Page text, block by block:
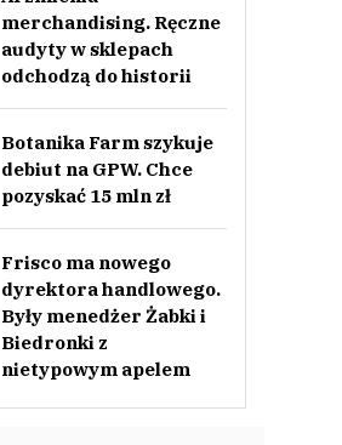
merchandising. Ręczne
audyty w sklepach
odchodzą do historii
Botanika Farm szykuje
debiut na GPW. Chce
pozyskać 15 mln zł
Frisco ma nowego
dyrektora handlowego.
Były menedżer Żabki i
Biedronki z
nietypowym apelem